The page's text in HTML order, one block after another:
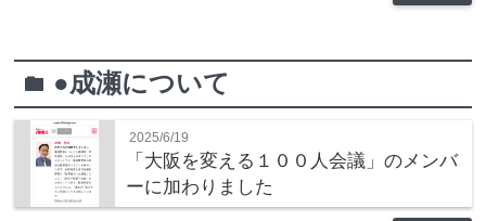
folder ●成瀬について
2025/6/19
「大阪を変える１００人会議」のメンバ
ーに加わりました